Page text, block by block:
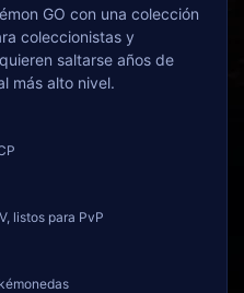
GO con una colección
coleccionistas y
saltarse años de
más alto nivel.
listos para PvP